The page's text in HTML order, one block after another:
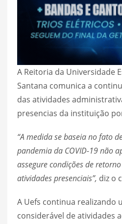
A Reitoria da Universidade
Santana comunica a
das atividades
presencias da instituição
“A medida se baseia no fato
pandemia da COVID-19 não
assegure condições de
atividades presenciais”, diz o
A Uefs continua realizando
considerável de atividades